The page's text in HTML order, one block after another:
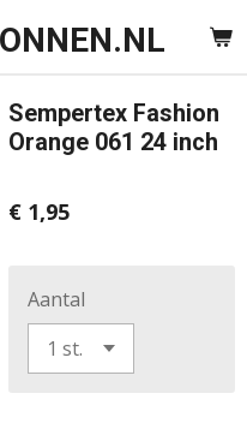
Sempertex Fashion
Orange 061 24 inch
€ 1,95
Aantal